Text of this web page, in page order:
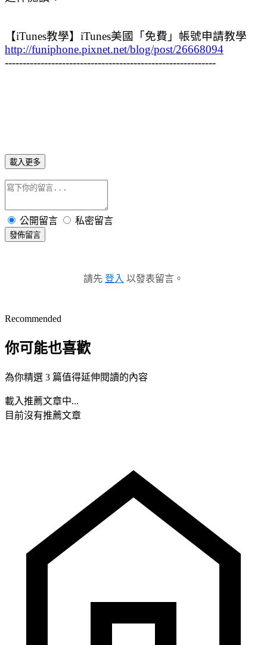
【iTunes教學】iTunes美國「免費」帳號申請教學
http://funiphone.pixnet.net/blog/post/26668094
-----------------------------------------------------------
載入更多
公開留言 私密留言
發佈留言
請先 登入 以發表留言。
Recommended
你可能也喜歡
為你精選 3 篇值得延伸閱讀的內容
載入推薦文章中...
目前沒有推薦文章